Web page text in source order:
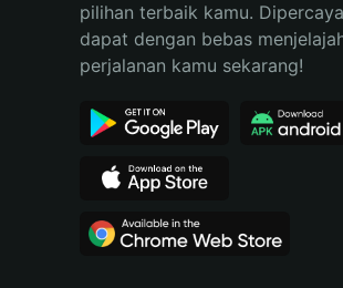
Português (Brasil)
Español (Argentina)
pilihan terbaik kamu.
dapat dengan bebas
perjalanan kamu sekarang!